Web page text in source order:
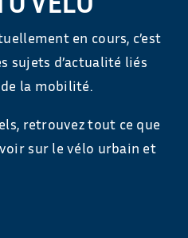
en cours, c’est
sujets d’actualité liés
la mobilité.
retrouvez tout ce que
sur le vélo urbain et